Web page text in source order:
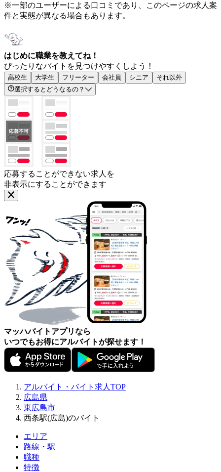
※一部のユーザーによる口コミであり、このページの求人案
件と実態が異なる場合もあります。
はじめに職業を教えてね！
ぴったりなバイトを見つけやすくしよう！
高校生 大学生 フリーター 会社員 シニア
それ以外
選択するとどうなるの？
応募することができない求人を
非表示にすることができます
マッハバイトアプリなら
いつでもお得にアルバイトが探せます！
アルバイト・バイト求人TOP
広島県
東広島市
西条駅(広島)のバイト
エリア
路線・駅
職種
特徴